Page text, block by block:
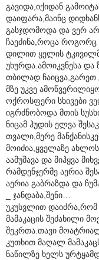
გავიდა,იქიდან
დაიფარა,მაინც
გასჯდომოდა და ვერ
ჩაეძინა,როცა როგორც
დილით ყელის
უხურდა.ამოიკვნესა
თბილად ჩაიცვა,გარეთ
მზე უკვე
ოქროსფერი სხივები
იგრძნობოდა მთის
ნიცამ ჰუდის ელვა
თვალი,მერე
მოიძია,ყველაზე ახლოს
აამუშავა და მიჰყვა
რამდენჯერმე აერია
აერია გაბრაზდა და
_ ჯანდაბა,შენი…
უკუსვლით
მამაკაცის შეძახილი
შეკრთა.თავი
კუთხით მაღალ
ნაწილზე ხელს